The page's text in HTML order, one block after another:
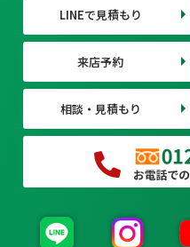
LINEで見積もり
来店予約
相談・見積もり